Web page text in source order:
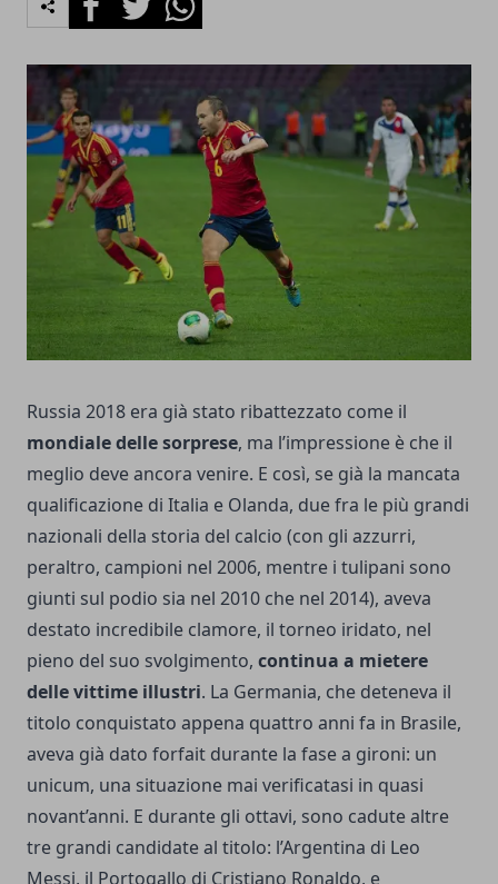
Russia 2018 era già stato ribattezzato come il
mondiale delle sorprese, ma l’impressione è che il
meglio deve ancora venire. E così, se già la mancata
qualificazione di Italia e Olanda, due fra le più grandi
nazionali della storia del calcio (con gli azzurri,
peraltro, campioni nel 2006, mentre i tulipani sono
giunti sul podio sia nel 2010 che nel 2014), aveva
destato incredibile clamore, il torneo iridato, nel
pieno del suo svolgimento, continua a mietere
delle vittime illustri. La Germania, che deteneva il
titolo conquistato appena quattro anni fa in Brasile,
aveva già dato forfait durante la fase a gironi: un
unicum, una situazione mai verificatasi in quasi
novant’anni. E durante gli ottavi, sono cadute altre
tre grandi candidate al titolo: l’Argentina di Leo
Messi, il Portogallo di Cristiano Ronaldo, e